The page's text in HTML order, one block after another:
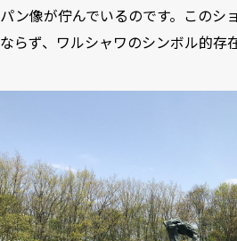
パン像が佇んでいるのです。このシ
ならず、ワルシャワのシンボル的存